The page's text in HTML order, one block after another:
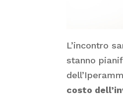
L’incontro
stanno
costo